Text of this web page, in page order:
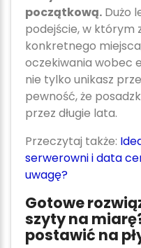
początkową. Dużo
podejście, w którym
konkretnego
oczekiwania wobec
nie tylko unikasz
pewność, że
przez długie lata.
Przeczytaj także:
serwerowni i data
uwagę?
Gotowe
szyty na
postawić na